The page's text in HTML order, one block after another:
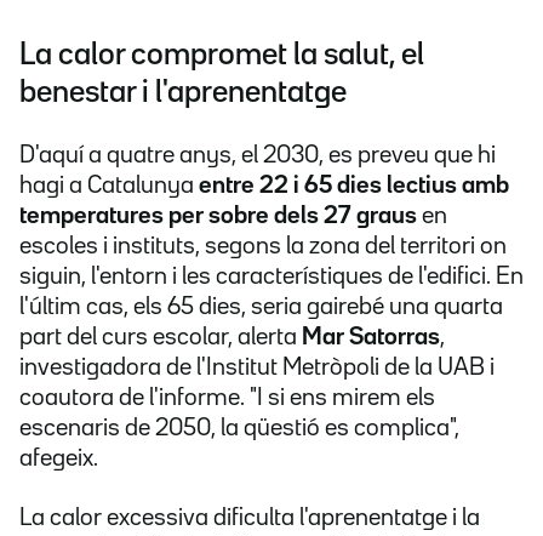
La calor compromet la salut, el
benestar i l'aprenentatge
D'aquí a quatre anys, el 2030, es preveu que hi
hagi a Catalunya entre 22 i 65 dies lectius amb
temperatures per sobre dels 27 graus en
escoles i instituts, segons la zona del territori on
siguin, l'entorn i les característiques de l'edifici. En
l'últim cas, els 65 dies, seria gairebé una quarta
part del curs escolar, alerta Mar Satorras,
investigadora de l'Institut Metròpoli de la UAB i
coautora de l'informe. "I si ens mirem els
escenaris de 2050, la qüestió es complica",
afegeix.
La calor excessiva dificulta l'aprenentatge i la